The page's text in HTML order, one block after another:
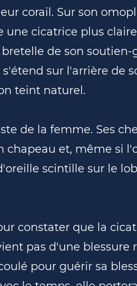
corail. Sur son
une cicatrice plus
de son soutien-
sur l'arrière de
teint naturel.
de la femme. Ses
chapeau et, même si
scintille sur le
constater que la
pas d'une blessure
pour guérir sa